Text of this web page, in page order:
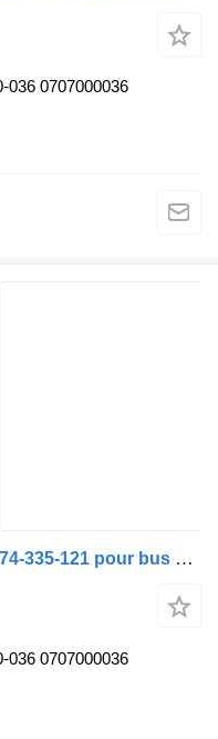
036 0707000036
Moyeu Solaris Urbin (01.99-) 0774-335-121 pour bus Solaris Urbino, Alpino, Vacanza (1999-)
036 0707000036